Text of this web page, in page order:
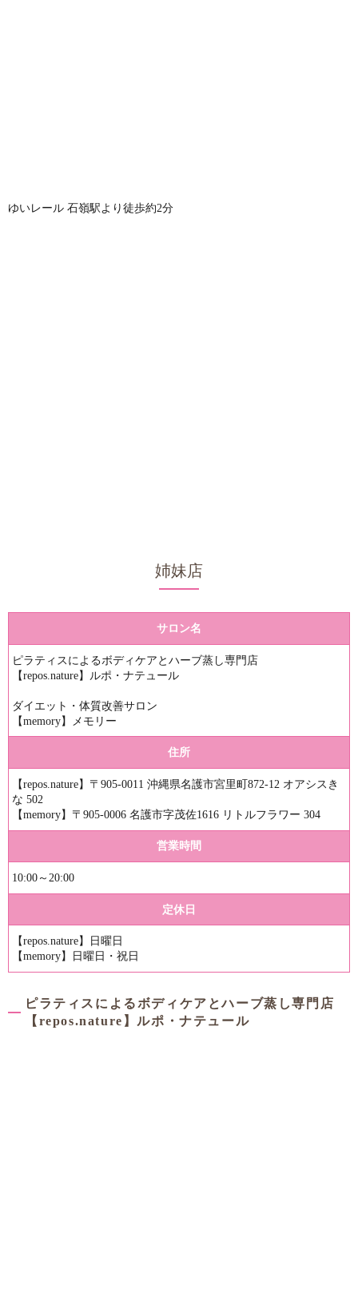
ゆいレール 石嶺駅より徒歩約2分
姉妹店
サロン名
ピラティスによるボディケアとハーブ蒸し専門店
【repos.nature】ルポ・ナテュール
ダイエット・体質改善サロン
【memory】メモリー
住所
【repos.nature】〒905-0011 沖縄県名護市宮里町872-12 オアシスき
な 502
【memory】〒905-0006 名護市字茂佐1616 リトルフラワー 304
営業時間
10:00～20:00
定休日
【repos.nature】日曜日
【memory】日曜日・祝日
ピラティスによるボディケアとハーブ蒸し専門店
【repos.nature】ルポ・ナテュール